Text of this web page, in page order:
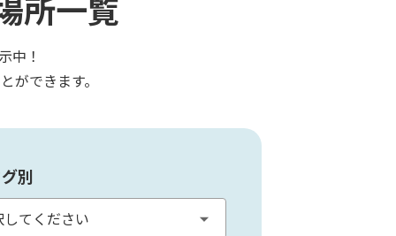
中！
ができます。
別